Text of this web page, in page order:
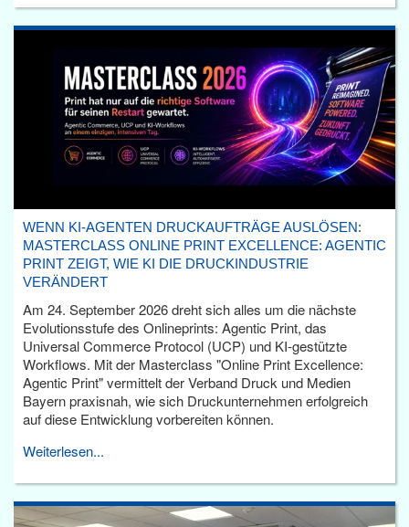
WENN KI-AGENTEN DRUCKAUFTRÄGE AUSLÖSEN:
MASTERCLASS ONLINE PRINT EXCELLENCE: AGENTIC
PRINT ZEIGT, WIE KI DIE DRUCKINDUSTRIE
VERÄNDERT
Am 24. September 2026 dreht sich alles um die nächste
Evolutionsstufe des Onlineprints: Agentic Print, das
Universal Commerce Protocol (UCP) und KI-gestützte
Workflows. Mit der Masterclass "Online Print Excellence:
Agentic Print" vermittelt der Verband Druck und Medien
Bayern praxisnah, wie sich Druckunternehmen erfolgreich
auf diese Entwicklung vorbereiten können.
Weiterlesen...